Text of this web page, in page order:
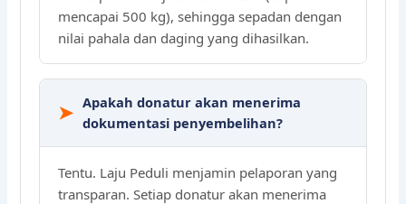
mencapai 500 kg), sehingga sepadan dengan
nilai pahala dan daging yang dihasilkan.
➤ Apakah donatur akan menerima
dokumentasi penyembelihan?
Tentu. Laju Peduli menjamin pelaporan yang
transparan. Setiap donatur akan menerima